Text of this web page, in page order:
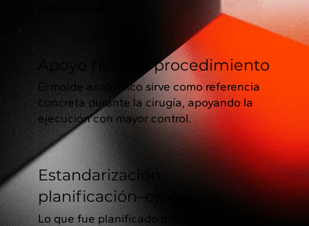
Apoyo físico al procedimiento
El molde anatómico sirve como referencia
concreta durante la cirugía, apoyando la
ejecución con mayor control.
Estandarización
planificación–ejecución
Lo que fue planificado digitalmente se